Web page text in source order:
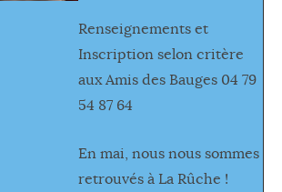
Renseignements et
Inscription selon critère
aux Amis des Bauges 04 79
54 87 64
En mai, nous nous sommes
retrouvés à La Rûche !